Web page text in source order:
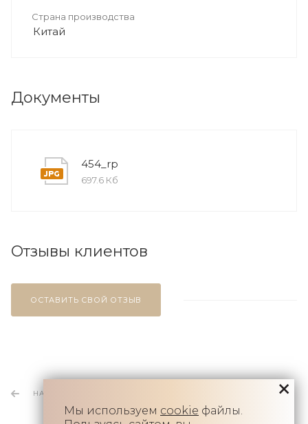
Страна производства
Китай
Документы
454_rp
697.6 Кб
Отзывы клиентов
ОСТАВИТЬ СВОЙ ОТЗЫВ
НАЗАД К СПИСКУ
Мы используем cookie файлы.